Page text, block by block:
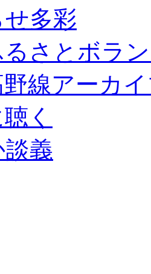
多彩
るさとボラ
線アーカ
く
義